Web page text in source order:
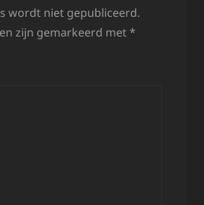
wordt niet gepubliceerd.
zijn gemarkeerd met *